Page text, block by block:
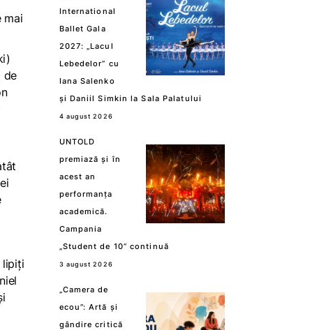
mai
de
lipiți
International
Ballet Gala
2027: „Lacul
Lebedelor” cu
Iana Salenko
și Daniil Simkin la Sala Palatului
4 august 2026
UNTOLD
premiază și în
acest an
performanța
academică.
Campania
„Student de 10” continuă
3 august 2026
„Camera de
ecou”: Artă și
gândire critică